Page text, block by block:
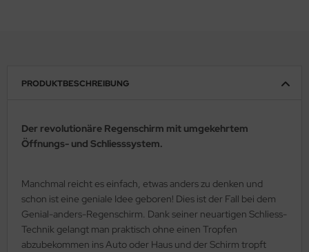
PRODUKTBESCHREIBUNG
Der revolutionäre Regenschirm mit umgekehrtem
Öffnungs- und Schliesssystem.
Manchmal reicht es einfach, etwas anders zu denken und
schon ist eine geniale Idee geboren! Dies ist der Fall bei dem
Genial-anders-Regenschirm. Dank seiner neuartigen Schliess-
Technik gelangt man praktisch ohne einen Tropfen
abzubekommen ins Auto oder Haus und der Schirm tropft